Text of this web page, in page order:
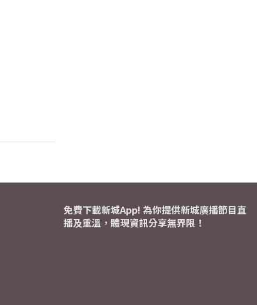
免費下載新城App! 為你提供新城廣播節目直
播及重溫，體現資訊分享無界限！